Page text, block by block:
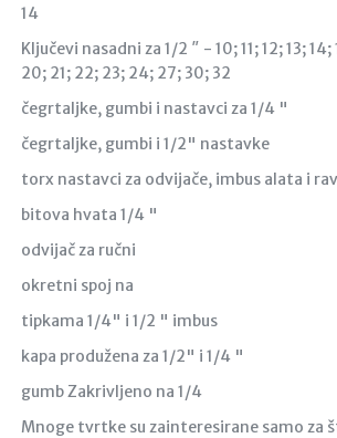
14
Ključevi nasadni za 1/2 ″ - 10; 11; 12; 13; 14;
20; 21; 22; 23; 24; 27; 30; 32
čegrtaljke, gumbi i nastavci za 1/4 "
čegrtaljke, gumbi i 1/2" nastavke
torx nastavci za odvijače, imbus alata i
bitova hvata 1/4 "
odvijač za ručni
okretni spoj na
tipkama 1/4" i 1/2 " imbus
kapa produžena za 1/2" i 1/4 "
gumb Zakrivljeno na 1/4
Mnoge tvrtke su zainteresirane samo za